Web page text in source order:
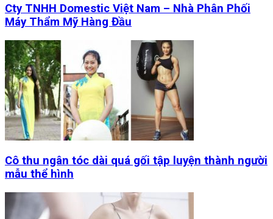
Cty TNHH Domestic Việt Nam – Nhà Phân Phối
Máy Thẩm Mỹ Hàng Đầu
Cô thu ngân tóc dài quá gối tập luyện thành người
mẫu thể hình